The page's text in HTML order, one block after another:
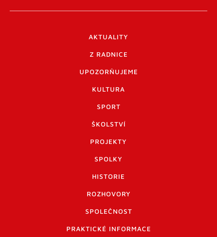
AKTUALITY
Z RADNICE
UPOZORŇUJEME
KULTURA
SPORT
ŠKOLSTVÍ
PROJEKTY
SPOLKY
HISTORIE
ROZHOVORY
SPOLEČNOST
PRAKTICKÉ INFORMACE